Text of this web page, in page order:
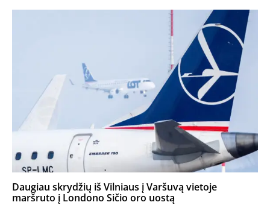
Daugiau skrydžių iš Vilniaus į Varšuvą vietoje
maršruto į Londono Sičio oro uostą